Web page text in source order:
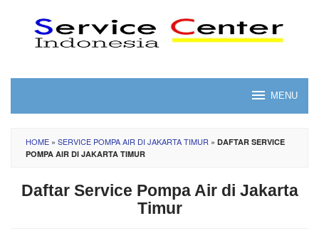
content
MENU
HOME » SERVICE POMPA AIR DI JAKARTA TIMUR » DAFTAR SERVICE
POMPA AIR DI JAKARTA TIMUR
Daftar Service Pompa Air di Jakarta
Timur